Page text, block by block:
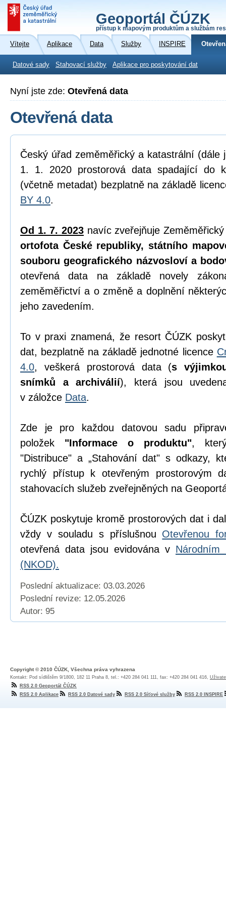
Geoportál ČÚZK
přístup k mapovým produktům a službám
Vítejte Aplikace Data Služby INSPIRE
Datové sady Stahovací služby Aplikace pro poskytování dat
Nyní jste zde: Otevřená data
Otevřená data
Český úřad zeměměřický a katastrální (dále
1. 1. 2020 prostorová data spadající do
(včetně metadat) bezplatně na základě
BY 4.0.
Od 1. 7. 2023 navíc zveřejňuje
ortofota České republiky, státního
souboru geografického názvosloví a
otevřená data na základě novely
zeměměřictví a o změně a doplnění
jeho zavedením.
To v praxi znamená, že resort ČÚZK
dat, bezplatně na základě jednotné licence
4.0, veškerá prostorová data (s
snímků a archiválií), která jsou
v záložce Data.
Zde je pro každou datovou sadu
položek "Informace o produktu",
"Distribuce" a „Stahování dat" s odkazy,
rychlý přístup k otevřeným prostorovým
stahovacích služeb zveřejněných na
ČÚZK poskytuje kromě prostorových dat i
vždy v souladu s příslušnou Otevřenou
otevřená data jsou evidována v Národním
(NKOD).
Poslední aktualizace: 03.03.2026
Poslední revize: 12.05.2026
Autor: 95
Copyright © 2010 ČÚZK, Všechna práva vyhrazena
Kontakt: Pod sídlištěm 9/1800, 182 11 Praha 8, tel.: +420 284 041 111, fax: +420 284 041 416,
RSS 2.0 Geoportál ČÚZK
RSS 2.0 Aplikace
RSS 2.0 Datové sady RSS 2.0 Síťové služby RSS 2.0 INSPIRE